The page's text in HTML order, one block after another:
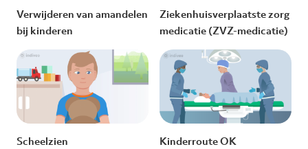
Verwijderen van amandelen
bij kinderen
Ziekenhuisverplaatste zorg
medicatie (ZVZ-medicatie)
Scheelzien Kinderroute OK